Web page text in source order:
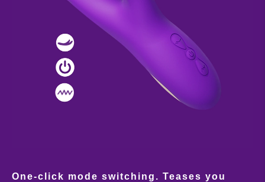
One-click mode switching. Teases you